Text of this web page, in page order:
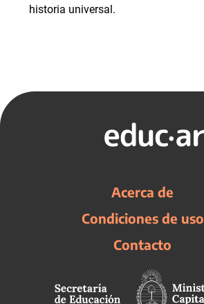
historia universal.
Acerca de
Condiciones de uso
Contacto